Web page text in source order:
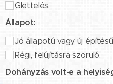
Glettelés.
Állapot:
Jó állapotú vagy új
Régi, felújításra szoruló.
Dohányzás volt-e a